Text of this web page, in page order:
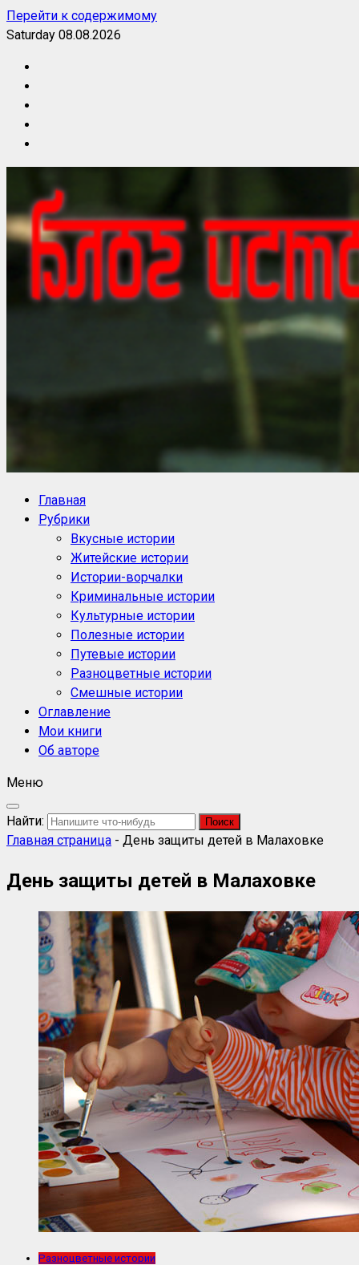
Перейти к содержимому
Saturday 08.08.2026
Блог историй NoorySan
Главная
Рубрики
Вкусные истории
Житейские истории
Истории-ворчалки
Криминальные истории
Культурные истории
Полезные истории
Путевые истории
Разноцветные истории
Смешные истории
Оглавление
Мои книги
Об авторе
Меню
Найти:
Главная страница - День защиты детей в Малаховке
День защиты детей в Малаховке
Разноцветные истории